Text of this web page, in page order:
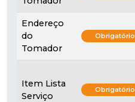
Endereço
do
Tomador
Obrigatório
Item Lista
Serviço
Obrigatório